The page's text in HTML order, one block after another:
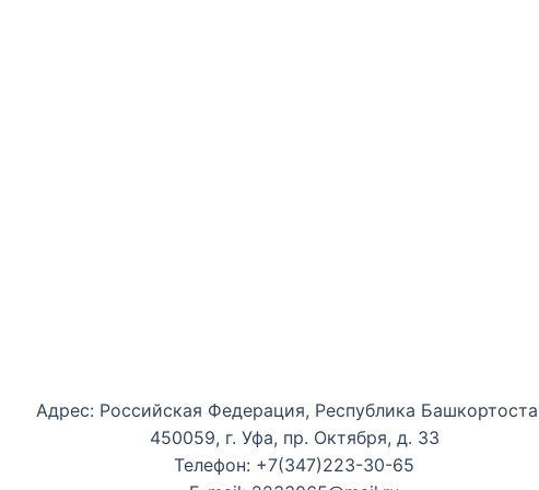
Адрес: Российская Федерация, Республика
450059, г. Уфа, пр. Октября, д. 33
Телефон: +7(347)223-30-65